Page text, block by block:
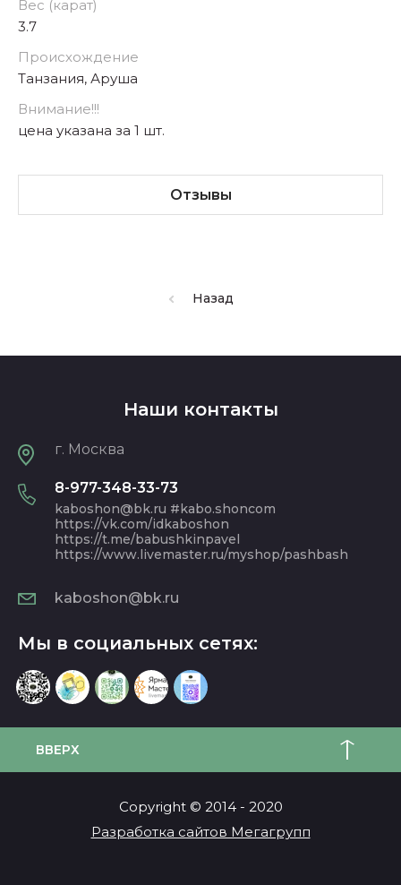
Вес (карат)
3.7
Происхождение
Танзания, Аруша
Внимание!!!
цена указана за 1 шт.
Отзывы
Назад
Наши контакты
г. Москва
8-977-348-33-73
kaboshon@bk.ru #kabo.shoncom
https://vk.com/idkaboshon
https://t.me/babushkinpavel
https://www.livemaster.ru/myshop/pashbash
kaboshon@bk.ru
Мы в социальных сетях:
ВВЕРХ
Copyright © 2014 - 2020
Разработка сайтов Мегагрупп